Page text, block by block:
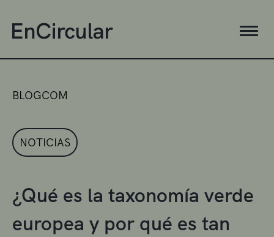
BLOGCOM
NOTICIAS
¿Qué es la taxonomía verde
europea y por qué es tan